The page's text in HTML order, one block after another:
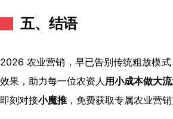
五、结语
2026 农业营销，早已告别传统粗放模
效果，助力每一位农资人 用小成本做大
即刻对接小魔推 ，免费获取专属农业营